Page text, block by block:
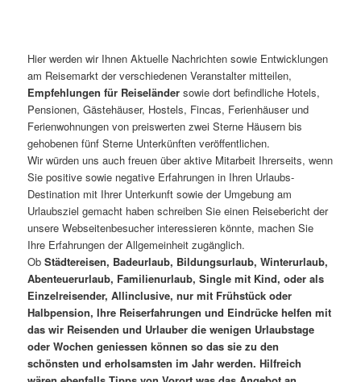
Hier werden wir Ihnen Aktuelle Nachrichten sowie Entwicklungen
am Reisemarkt der verschiedenen Veranstalter mitteilen,
Empfehlungen für Reiseländer sowie dort befindliche Hotels,
Pensionen, Gästehäuser, Hostels, Fincas, Ferienhäuser und
Ferienwohnungen von preiswerten zwei Sterne Häusern bis
gehobenen fünf Sterne Unterkünften veröffentlichen.
Wir würden uns auch freuen über aktive Mitarbeit Ihrerseits, wenn
Sie positive sowie negative Erfahrungen in Ihren Urlaubs-
Destination mit Ihrer Unterkunft sowie der Umgebung am
Urlaubsziel gemacht haben schreiben Sie einen Reisebericht der
unsere Webseitenbesucher interessieren könnte, machen Sie
Ihre Erfahrungen der Allgemeinheit zugänglich.
ObStädtereisen, Badeurlaub, Bildungsurlaub, Winterurlaub,
Abenteuerurlaub, Familienurlaub, Single mit Kind, oder als
Einzelreisender, Allinclusive, nur mit Frühstück oder
Halbpension, Ihre Reiserfahrungen und Eindrücke helfen mit
das wir Reisenden und Urlauber die wenigen Urlaubstage
oder Wochen geniessen können so das sie zu den
schönsten und erholsamsten im Jahr werden. Hilfreich